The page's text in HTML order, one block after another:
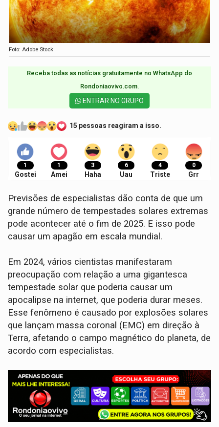
Foto: Adobe Stock
Receba todas as notícias gratuitamente no WhatsApp do
Rondoniaovivo.com.​
ENTRAR NO GRUPO
15 pessoas reagiram a isso.
1
Gostei
1
Amei
3
Haha
6
Uau
4
Triste
0
Grr
Previsões de especialistas dão conta de que um
grande número de tempestades solares extremas
pode acontecer até o fim de 2025. E isso pode
causar um apagão em escala mundial.⁠
Em 2024, vários cientistas manifestaram
preocupação com relação a uma gigantesca
tempestade solar que poderia causar um
apocalipse na internet, que poderia durar meses.
Esse fenômeno é causado por explosões solares
que lançam massa coronal (EMC) em direção à
Terra, afetando o campo magnético do planeta, de
acordo com especialistas.⁠